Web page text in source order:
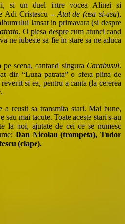
si un duel intre vocea Alinei si
Adi Cristescu – Atat de (asa si-asa),
lansat in primavara (si despre
. O piesa despre cum atunci cand
ne iubeste sa fie in stare sa ne aduca
scena, cantand singura Carabusul.
din “Luna patrata” o sfera plina de
si ea, pentru a canta (la cererea
.
a reusit sa transmita stari. Mai bune,
sau mai tacute. Toate aceste stari s-au
la noi, ajutate de cei ce se numesc
Dan Nicolau (trompeta), Tudor
(clape).